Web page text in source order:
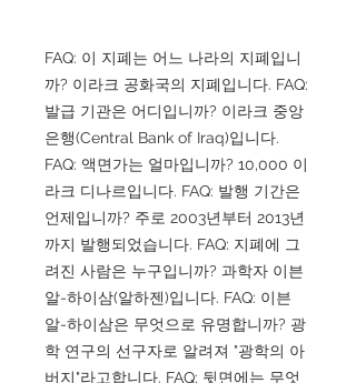
FAQ: 이 지폐는 어느 나라의 지폐입니
까? 이라크 공화국의 지폐입니다. FAQ:
발급 기관은 어디입니까? 이라크 중앙
은행(Central Bank of Iraq)입니다.
FAQ: 액면가는 얼마입니까? 10,000 이
라크 디나르입니다. FAQ: 발행 기간은
언제입니까? 주로 2003년부터 2013년
까지 발행되었습니다. FAQ: 지폐에 그
려진 사람은 누구입니까? 과학자 이븐
알-하이삼(알하젠)입니다. FAQ: 이븐
알-하이삼은 무엇으로 유명합니까? 광
학 연구의 선구자로 알려져 "광학의 아
버지"라고합니다. FAQ: 뒷면에는 무엇